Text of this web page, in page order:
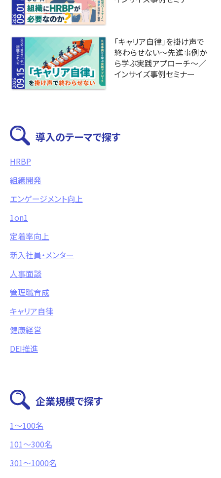
「キャリア自律」を掛け声で
終わらせない〜先進事例か
ら学ぶ実践アプローチ～／
インサイズ事例セミナー
導入のテーマで探す
HRBP
組織開発
エンゲージメント向上
1on1
定着率向上
新入社員・メンター
人事面談
管理職育成
キャリア自律
健康経営
DEI推進
企業規模で探す
1〜100名
101〜300名
301～1000名